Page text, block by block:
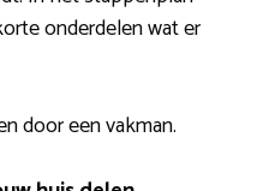
onderdelen wat er
door een vakman.